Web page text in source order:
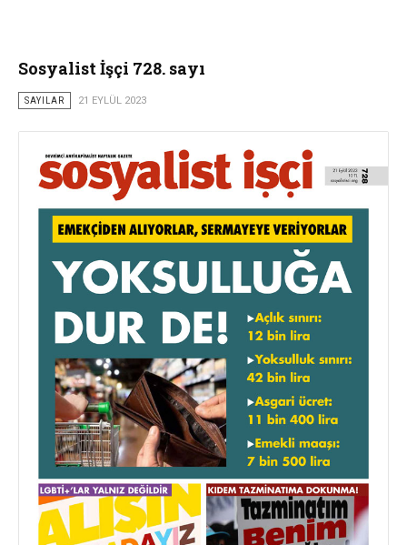
Sosyalist İşçi 728. sayı
SAYILAR 21 EYLÜL 2023